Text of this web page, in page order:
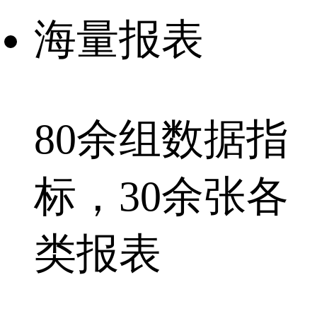
海量报表
80余组数据指
标， 30余张各
类报表